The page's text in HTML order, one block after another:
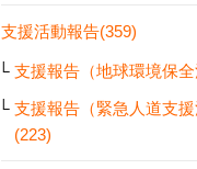
支援活動報告(359)
支援報告（地球環境保
支援報告（緊急人道支援
(223)